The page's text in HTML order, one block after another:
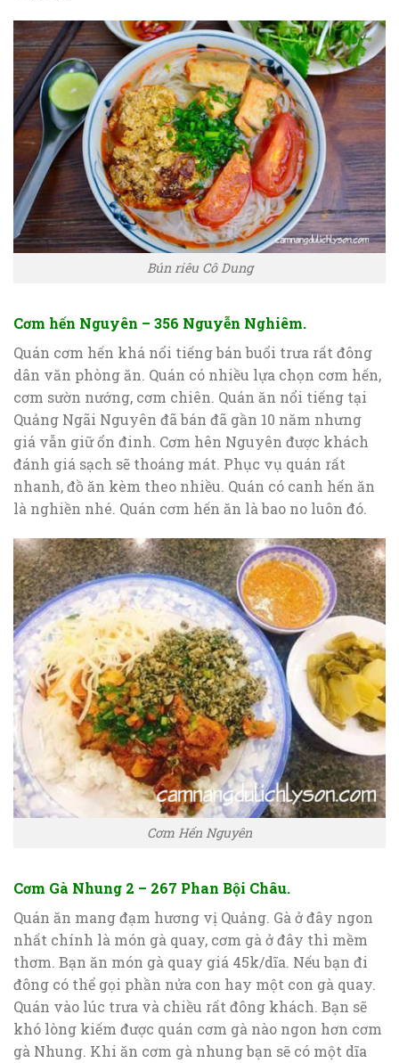
Bún riêu Cô Dung
Cơm hến Nguyên – 356 Nguyễn Nghiêm.
Quán cơm hến khá nổi tiếng bán buổi trưa rất đông
dân văn phòng ăn. Quán có nhiều lựa chọn cơm hến,
cơm sườn nướng, cơm chiên. Quán ăn nổi tiếng tại
Quảng Ngãi Nguyên đã bán đã gần 10 năm nhưng
giá vẫn giữ ổn đinh. Cơm hên Nguyên được khách
đánh giá sạch sẽ thoáng mát. Phục vụ quán rất
nhanh, đồ ăn kèm theo nhiều. Quán có canh hến ăn
là nghiền nhé. Quán cơm hến ăn là bao no luôn đó.
Cơm Hến Nguyên
Cơm Gà Nhung 2 – 267 Phan Bội Châu.
Quán ăn mang đạm hương vị Quảng. Gà ở đây ngon
nhất chính là món gà quay, cơm gà ở đây thì mềm
thơm. Bạn ăn món gà quay giá 45k/dĩa. Nếu bạn đi
đông có thể gọi phần nửa con hay một con gà quay.
Quán vào lúc trưa và chiều rất đông khách. Bạn sẽ
khó lòng kiếm được quán cơm gà nào ngon hơn cơm
gà Nhung. Khi ăn cơm gà nhung bạn sẽ có một dĩa